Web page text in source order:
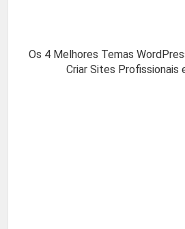
Os 4 Melhores Temas
Criar Sites Profissionais